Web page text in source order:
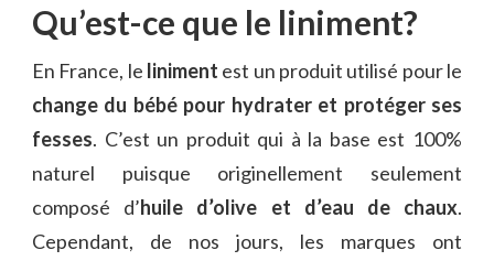
?
Qu’est-ce que le liniment?
En France, le liniment est un produit utilisé pour le
change du bébé pour hydrater et protéger ses
fesses. C’est un produit qui à la base est 100%
naturel puisque originellement seulement
composé d’huile d’olive et d’eau de chaux.
Cependant, de nos jours, les marques ont